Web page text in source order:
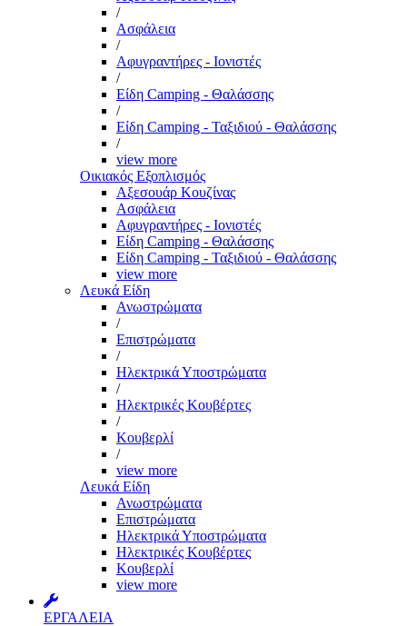
/
Ασφάλεια
/
Αφυγραντήρες - Ιονιστές
/
Είδη Camping - Θαλάσσης
/
Είδη Camping - Ταξιδιού - Θαλάσσης
/
view more
Οικιακός Εξοπλισμός
Αξεσουάρ Κουζίνας
Ασφάλεια
Αφυγραντήρες - Ιονιστές
Είδη Camping - Θαλάσσης
Είδη Camping - Ταξιδιού - Θαλάσσης
view more
Λευκά Είδη
Ανωστρώματα
/
Επιστρώματα
/
Ηλεκτρικά Υποστρώματα
/
Ηλεκτρικές Κουβέρτες
/
Κουβερλί
/
view more
Λευκά Είδη
Ανωστρώματα
Επιστρώματα
Ηλεκτρικά Υποστρώματα
Ηλεκτρικές Κουβέρτες
Κουβερλί
view more
ΕΡΓΑΛΕΙΑ